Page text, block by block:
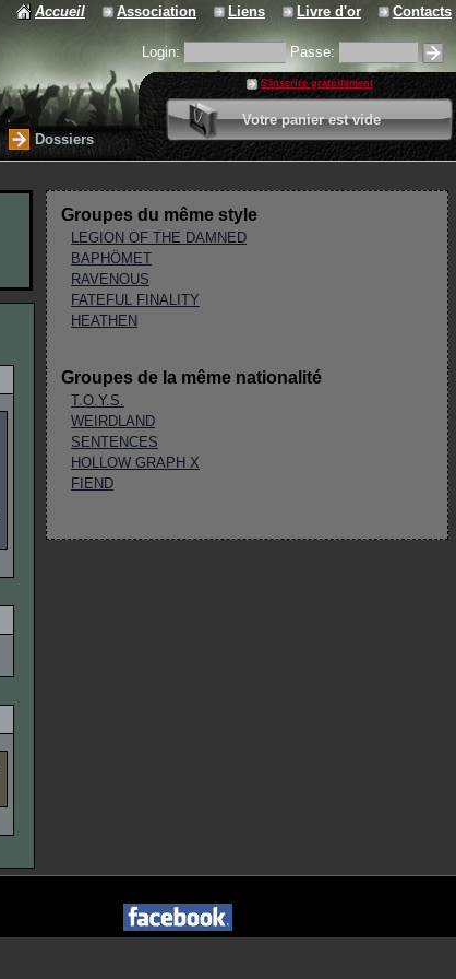
Accueil Association Liens Livre d'or Contacts
Login: Passe:
S'inscrire gratuitement
Votre panier est vide
0 article
Valider votre panier
Dossiers
Groupes du même style
LEGION OF THE DAMNED
BAPHÖMET
RAVENOUS
FATEFUL FINALITY
HEATHEN
Groupes de la même nationalité
T.O.Y.S.
WEIRDLAND
SENTENCES
HOLLOW GRAPH X
FIEND